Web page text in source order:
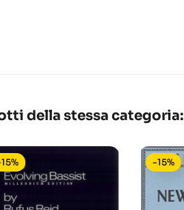
della stessa categoria:
-15%